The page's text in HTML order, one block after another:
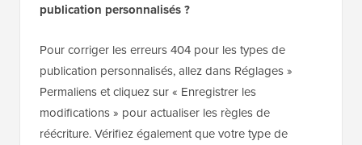
publication personnalisés ?
Pour corriger les erreurs 404 pour les types de
publication personnalisés, allez dans Réglages »
Permaliens et cliquez sur « Enregistrer les
modifications » pour actualiser les règles de
réécriture. Vérifiez également que votre type de